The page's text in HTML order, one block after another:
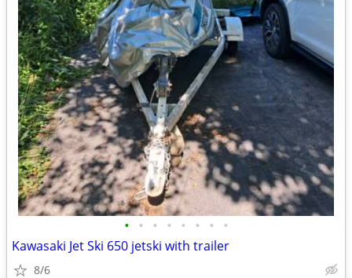
• • • • • • • •
Kawasaki Jet Ski 650 jetski with trailer
8/6